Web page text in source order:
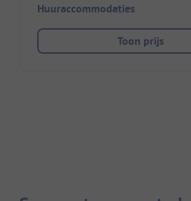
Huuraccommodaties
Toon prijs